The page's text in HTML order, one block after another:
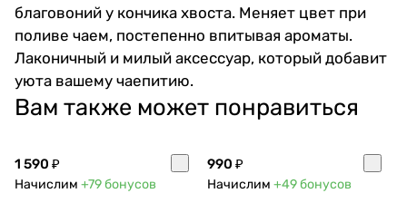
благовоний у кончика хвоста. Меняет цвет при
поливе чаем, постепенно впитывая ароматы.
Лаконичный и милый аксессуар, который добавит
уюта вашему чаепитию.
Вам также может понравиться
1 590 ₽
Начислим +79бонусов
990 ₽
Начислим +49бонусов